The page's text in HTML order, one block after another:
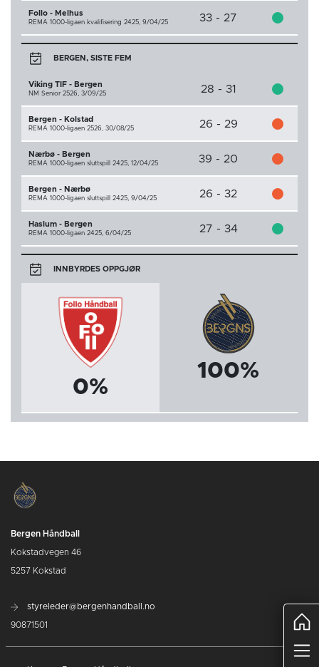
Follo - Melhus
REMA 1000-ligaen kvalifisering 2425, 9/04/25 33 - 27
BERGEN, SISTE FEM
Viking TIF - Bergen
NM Senior 2526, 3/09/25 28 - 31
Bergen - Kolstad
REMA 1000-ligaen 2526, 30/08/25 26 - 29
Nærbø - Bergen
REMA 1000-ligaen sluttspill 2425, 12/04/25 39 - 20
Bergen - Nærbø
REMA 1000-ligaen sluttspill 2425, 9/04/25 26 - 32
Haslum - Bergen
REMA 1000-ligaen 2425, 6/04/25 27 - 34
INNBYRDES OPPGJØR
0%
100%
Bergen Håndball
Kokstadvegen 46
5257 Kokstad
styreleder@bergenhandball.no
90871501